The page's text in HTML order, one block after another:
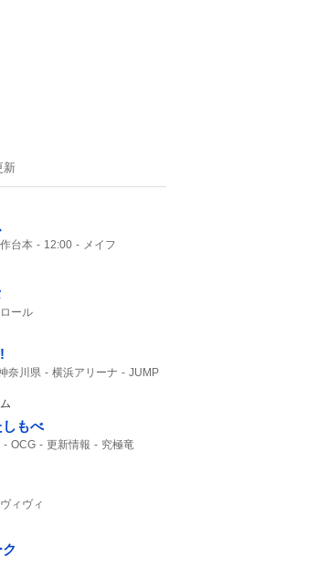
新
台本 12:00
メイフ
ール
奈川県 横浜アリーナ
JUMP
もべ
OCG 更新情報 究極竜
ヴィヴィ